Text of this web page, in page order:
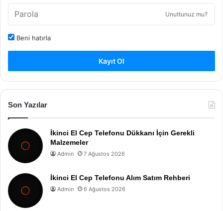
Unuttunuz mu?
Beni hatırla
Kayıt Ol
Son Yazılar
İkinci El Cep Telefonu Dükkanı İçin Gerekli
Malzemeler
Admin 7 Ağustos 2026
İkinci El Cep Telefonu Alım Satım Rehberi
Admin 6 Ağustos 2026